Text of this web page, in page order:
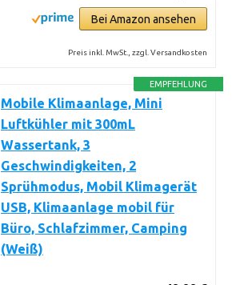
Bei Amazon ansehen
Preis inkl. MwSt., zzgl. Versandkosten
EMPFEHLUNG
Mobile Klimaanlage, Mini
Luftkühler mit 300mL
Wassertank, 3
Geschwindigkeiten, 2
Sprühmodus, Mobil Klimagerät
USB, Klimaanlage mobil für
Büro, Schlafzimmer, Camping
(Weiß)